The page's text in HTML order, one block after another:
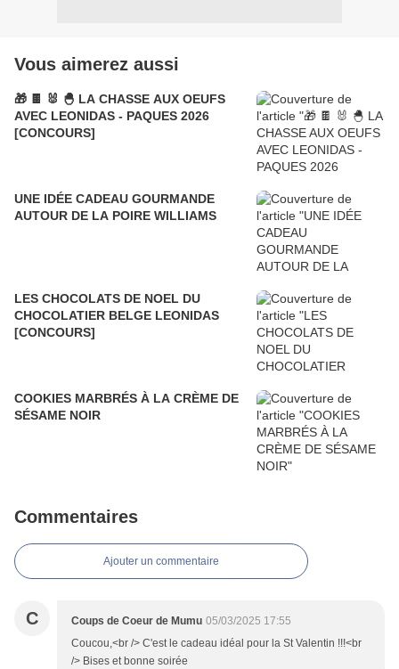
Vous aimerez aussi
🎁 🍫 🐰 🐣 LA CHASSE AUX OEUFS
AVEC LEONIDAS - PAQUES 2026
[CONCOURS]
UNE IDÉE CADEAU GOURMANDE
AUTOUR DE LA POIRE WILLIAMS
LES CHOCOLATS DE NOEL DU
CHOCOLATIER BELGE LEONIDAS
[CONCOURS]
COOKIES MARBRÉS À LA CRÈME DE
SÉSAME NOIR
Commentaires
Ajouter un commentaire
C Coups de Coeur de Mumu 05/03/2025 17:55
Coucou,<br /> C'est le cadeau idéal pour la St Valentin !!!<br
/> Bises et bonne soirée